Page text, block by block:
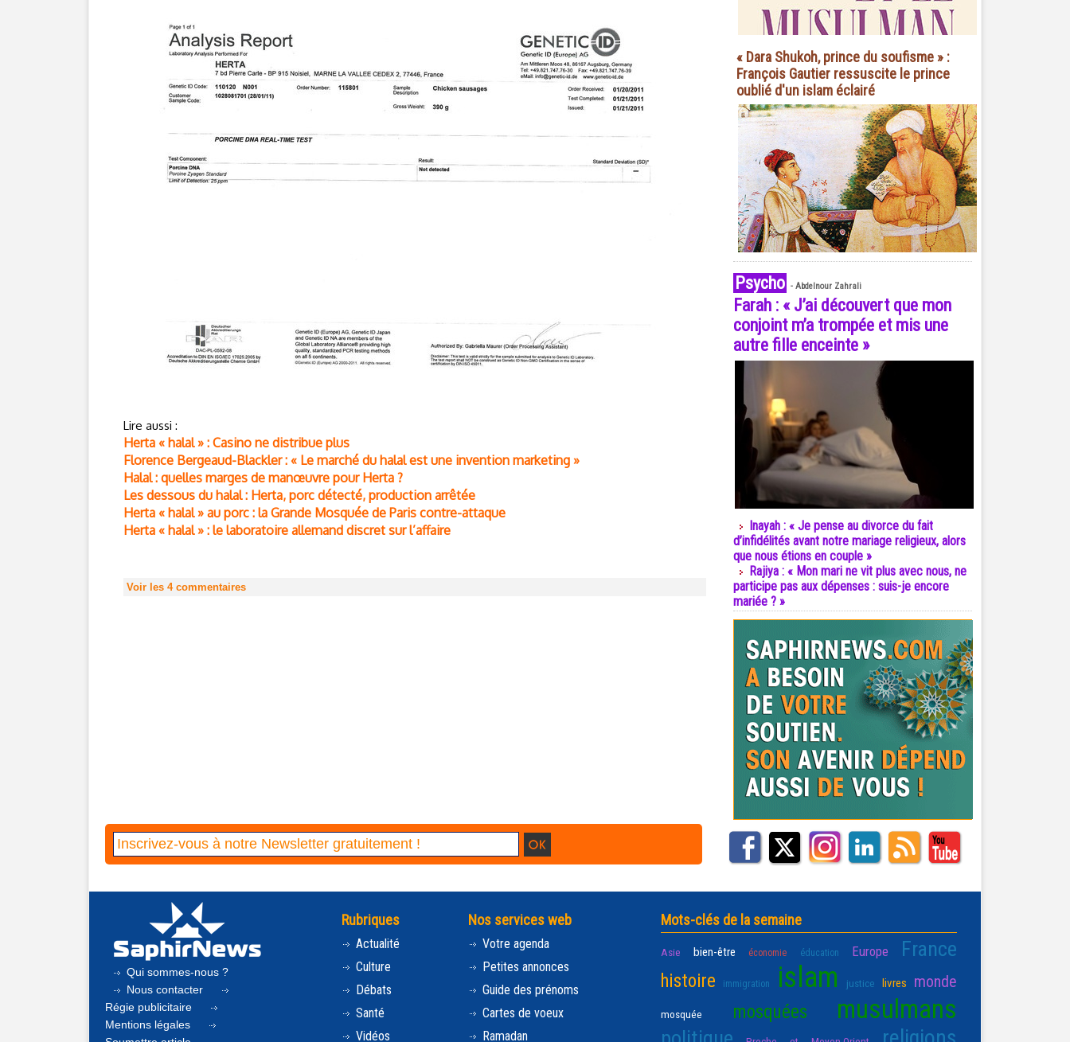
Lire aussi :
Herta « halal » : Casino ne distribue plus
Florence Bergeaud-Blackler : « Le marché du halal est une invention marketing »
Halal : quelles marges de manœuvre pour Herta ?
Les dessous du halal : Herta, porc détecté, production arrêtée
Herta « halal » au porc : la Grande Mosquée de Paris contre-attaque
Herta « halal » : le laboratoire allemand discret sur l’affaire
Voir les 4commentaires
« Dara Shukoh, prince du soufisme » :
François Gautier ressuscite le prince
oublié d'un islam éclairé
Psycho - Abdelnour Zahrali
Farah : « J’ai découvert que mon
conjoint m’a trompée et mis une
autre fille enceinte »
Inayah : « Je pense au divorce du fait
d’infidélités avant notre mariage religieux, alors
que nous étions en couple »
Rajiya : « Mon mari ne vit plus avec nous, ne
participe pas aux dépenses : suis-je encore
mariée ? »
Qui sommes-nous ?
Nous contacter
Régie publicitaire
Mentions légales
Rubriques
Actualité
Culture
Débats
Santé
Vidéos
Nos services web
Votre agenda
Petites annonces
Guide des prénoms
Cartes de voeux
Ramadan
Mots-clés de la semaine
Asie bien-être économie éducation Europe France
histoire immigration islam justice livres monde
mosquée mosquées musulmans